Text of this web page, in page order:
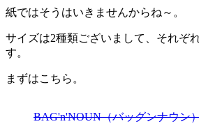
紙ではそうはいきませんからね～。
サイズは2種類ございまして、それぞ
す。
まずはこちら。
BAG'n'NOUN（バッグンナウン